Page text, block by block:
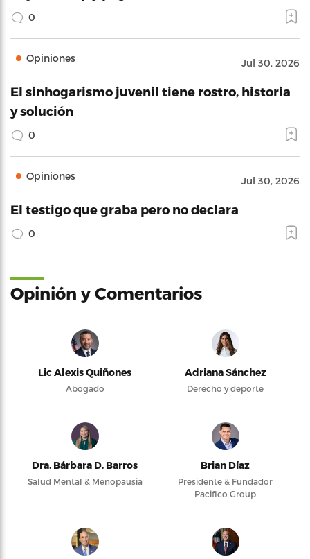
0
Opiniones Jul 30, 2026
El sinhogarismo juvenil tiene rostro, historia
y solución
0
Opiniones Jul 30, 2026
El testigo que graba pero no declara
0
Opinión y Comentarios
Lic Alexis Quiñones
Abogado
Adriana Sánchez
Derecho y deporte
Dra. Bárbara D. Barros
Salud Mental & Menopausia
Brian Díaz
Presidente & Fundador
Pacifico Group